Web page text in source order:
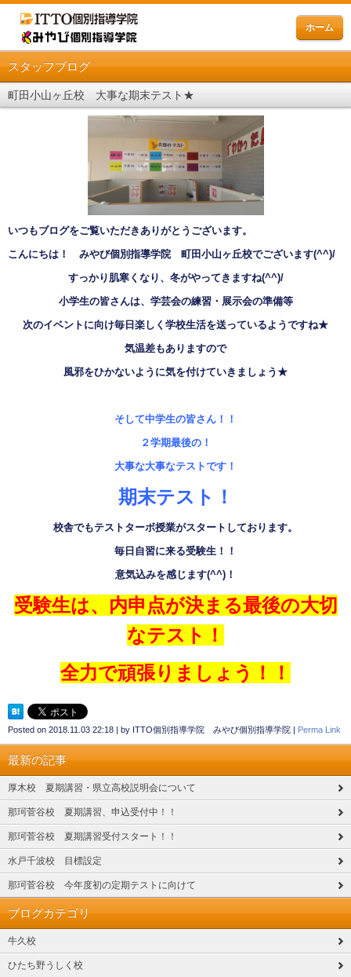
ホーム
スタッフブログ
町田小山ヶ丘校 大事な期末テスト★
いつもブログをご覧いただきありがとうございます。
こんにちは！ みやび個別指導学院 町田小山ヶ丘校でございます(^^)/
すっかり肌寒くなり、冬がやってきますね(^^)/
小学生の皆さんは、学芸会の練習・展示会の準備等
次のイベントに向け毎日楽しく学校生活を送っているようですね★
気温差もありますので
風邪をひかないように気を付けていきましょう ★
そして中学生の皆さん！！
２学期最後の！
大事な大事なテストです！
期末テスト！
校舎でもテストターボ授業がスタートしております。
毎日自習に来る受験生！！
意気込みを感じます(^^) ！
受験生は、 内申点が決まる最後の大切
なテスト！
全力で頑張りましょう！！
Posted on 2018.11.03 22:18 | by ITTO個別指導学院 みやび個別指導学院 | Perma Link
最新の記事
厚木校 夏期講習・県立高校説明会について
那珂菅谷校 夏期講習、申込受付中！！
那珂菅谷校 夏期講習受付スタート！！
水戸千波校 目標設定
那珂菅谷校 今年度初の定期テストに向けて
ブログカテゴリ
牛久校
ひたち野うしく校